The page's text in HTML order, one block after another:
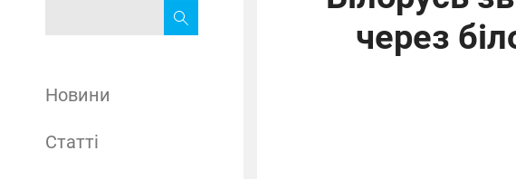
Новини
Статті
через